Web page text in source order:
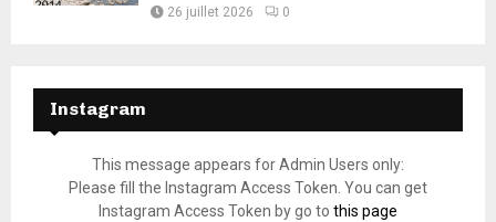
26 juillet 2026 0
Instagram
This message appears for Admin Users only:
Please fill the Instagram Access Token. You can get
Instagram Access Token by go to this page